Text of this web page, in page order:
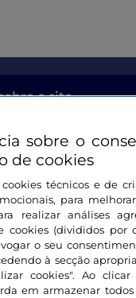
o site
contacto
sobre o
de cookies
cookies técnicos e de
para
realizar análises
cookies (divididos por
o seu
à secção
cookies". Ao
em armazenar